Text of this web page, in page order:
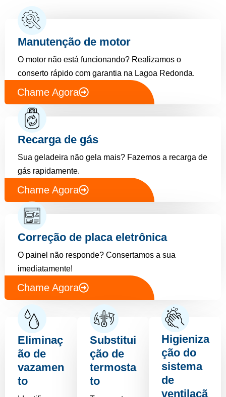
Manutenção de motor
O motor não está funcionando? Realizamos o
conserto rápido com garantia na Lagoa Redonda.
Chame Agora
Recarga de gás
Sua geladeira não gela mais? Fazemos a recarga de
gás rapidamente.
Chame Agora
Correção de placa eletrônica
O painel não responde? Consertamos a sua
imediatamente!
Chame Agora
Eliminaç
ão de
vazamen
to
Substitui
ção de
termosta
to
Higieniza
ção do
sistema
de
ventilaçã